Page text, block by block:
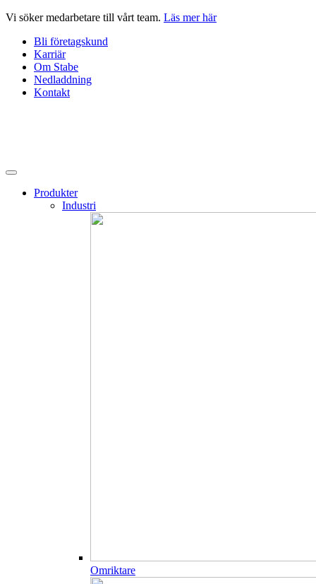
Hoppa
innehåll
Vi söker medarbetare till vårt team. Läs mer här
Bli företagskund
Karriär
Om Stabe
Nedladdning
Kontakt
Produkter
Industri
Omriktare